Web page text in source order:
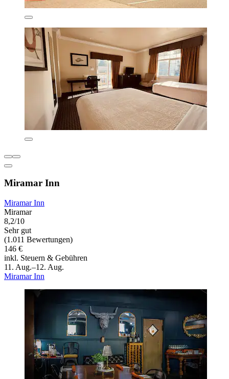
Miramar Inn
Miramar Inn
Miramar
8,2/10
Sehr gut
(1.011 Bewertungen)
146 €
inkl. Steuern & Gebühren
11. Aug.–12. Aug.
Miramar Inn